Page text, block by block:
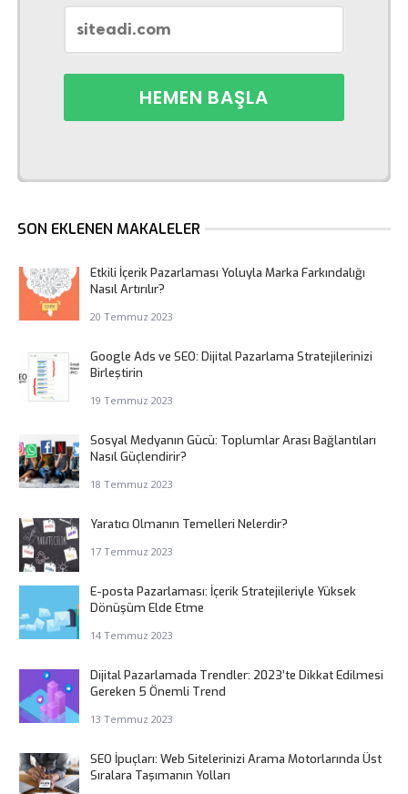
SON EKLENEN MAKALELER
Etkili İçerik Pazarlaması Yoluyla Marka Farkındalığı
Nasıl Artırılır?
20 Temmuz 2023
Google Ads ve SEO: Dijital Pazarlama Stratejilerinizi
Birleştirin
19 Temmuz 2023
Sosyal Medyanın Gücü: Toplumlar Arası Bağlantıları
Nasıl Güçlendirir?
18 Temmuz 2023
Yaratıcı Olmanın Temelleri Nelerdir?
17 Temmuz 2023
E-posta Pazarlaması: İçerik Stratejileriyle Yüksek
Dönüşüm Elde Etme
14 Temmuz 2023
Dijital Pazarlamada Trendler: 2023’te Dikkat Edilmesi
Gereken 5 Önemli Trend
13 Temmuz 2023
SEO İpuçları: Web Sitelerinizi Arama Motorlarında Üst
Sıralara Taşımanın Yolları